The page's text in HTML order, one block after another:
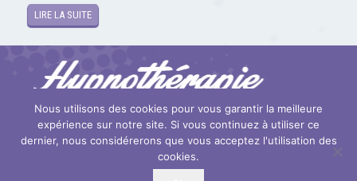
LIRE LA SUITE
Copyright © 2026Hypnose et Hypnothérapie Mons. Tous droits
réservés.
Privium – Des services qui soutiennent vos soins. Pour psychologues,
Nous utilisons des cookies pour vous garantir la meilleure
expérience sur notre site. Si vous continuez à utiliser ce
dernier, nous considérerons que vous acceptez l'utilisation des
cookies.